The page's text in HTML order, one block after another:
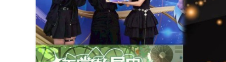
數媒系《天堂的尾巴》、《礦影》勇奪台灣原
師生攜手磨練一個月！觀管系榮獲天籟盃全
一銀彭仁主中國科大開講 解密AI時代的金融轉
通識教育中心主辦「114學年度AI英文自我介